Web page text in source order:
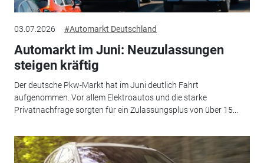
03.07.2026 #Automarkt Deutschland
Automarkt im Juni: Neuzulassungen
steigen kräftig
Der deutsche Pkw-Markt hat im Juni deutlich Fahrt
aufgenommen. Vor allem Elektroautos und die starke
Privatnachfrage sorgten für ein Zulassungsplus von über 15...